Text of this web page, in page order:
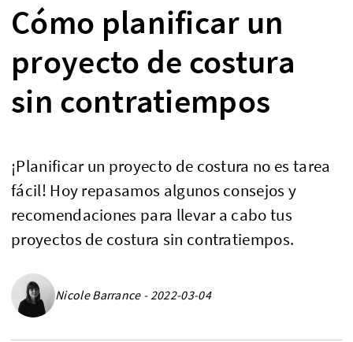
Cómo planificar un
proyecto de costura
sin contratiempos
¡Planificar un proyecto de costura no es tarea
fácil! Hoy repasamos algunos consejos y
recomendaciones para llevar a cabo tus
proyectos de costura sin contratiempos.
Nicole Barrance - 2022-03-04